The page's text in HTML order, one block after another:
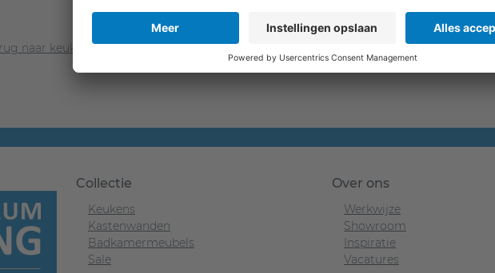
naar keukens
Collectie
Keukens
Kastenwanden
Badkamermeubels
Sale
Over ons
Werkwijze
Showroom
Inspiratie
Vacatures